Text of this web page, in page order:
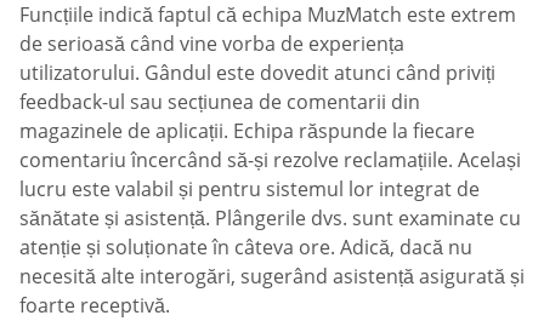
Funcțiile indică faptul că echipa MuzMatch este extrem
de serioasă când vine vorba de experiența
utilizatorului. Gândul este dovedit atunci când priviți
feedback-ul sau secțiunea de comentarii din
magazinele de aplicații. Echipa răspunde la fiecare
comentariu încercând să-și rezolve reclamațiile. Același
lucru este valabil și pentru sistemul lor integrat de
sănătate și asistență. Plângerile dvs. sunt examinate cu
atenție și soluționate în câteva ore. Adică, dacă nu
necesită alte interogări, sugerând asistență asigurată și
foarte receptivă.